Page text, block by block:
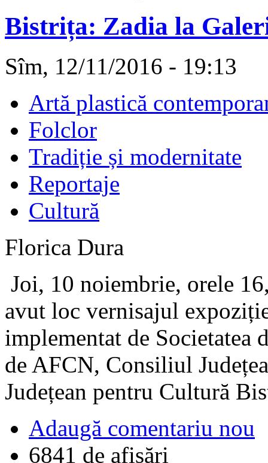
Bistrița: Zadia la
Sîm, 12/11/2016 - 19:13
Artă plastică
Folclor
Tradiție și modernitate
Reportaje
Cultură
Florica Dura
Joi, 10 noiembrie, orele
avut loc vernisajul
implementat de Societatea
de AFCN, Consiliul
Județean pentru Cultură
Adaugă comentariu nou
6841 de afişări